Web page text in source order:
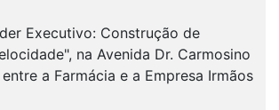
Executivo: Construção de
na Avenida Dr. Carmosino
a Farmácia e a Empresa Irmãos